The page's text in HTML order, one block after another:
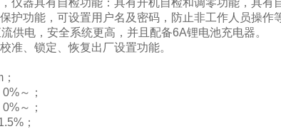
仪器具有自检功能：具有开机自检和调零功能，具有
护功能，可设置用户名及密码，防止非工作人员操作
供电，安全系统更高，并且配备6A锂电池充电器。
准、锁定、恢复出厂设置功能。
；
～；
～；
；